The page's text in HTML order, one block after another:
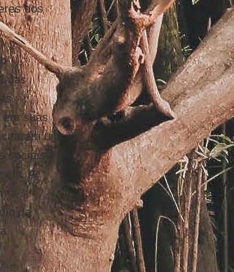
dos
das
em suas
um
sociais e
A
a
da